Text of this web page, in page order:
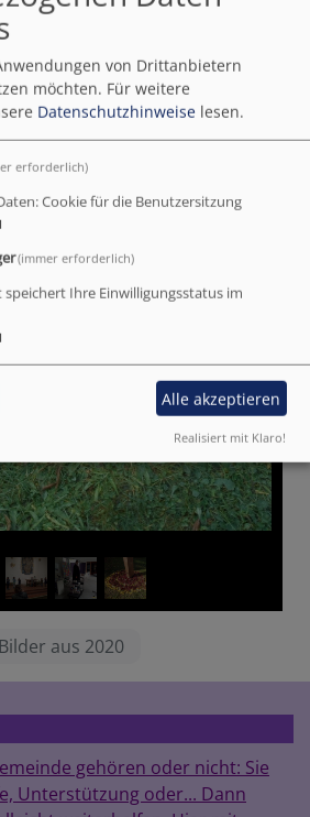
Bilder aus 2020
gehören oder nicht: Sie
Unterstützung oder... Dann
von Drittanbietern
möchten. Für weitere
Datenschutzhinweise lesen.
erforderlich)
Cookie für die Benutzersitzung
(immer erforderlich)
speichert Ihre Einwilligungsstatus im
Alle akzeptieren
Realisiert mit Klaro!